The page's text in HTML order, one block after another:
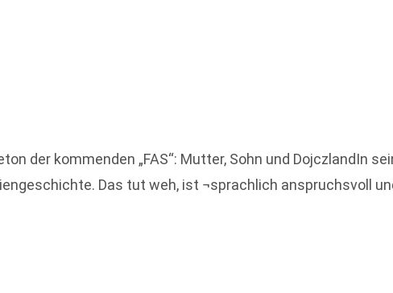
der kommenden „FAS“: Mutter, Sohn und DojczlandIn
Das tut weh, ist ¬sprachlich anspruchsvoll